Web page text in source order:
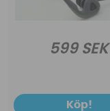
599 SEK
Köp!